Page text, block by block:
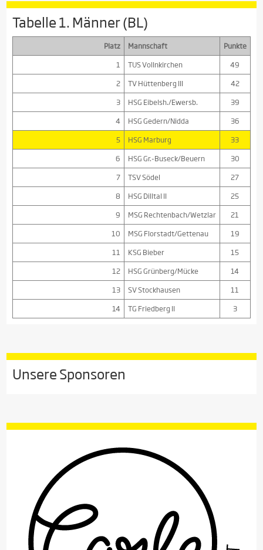
Tabelle 1. Männer (BL)
Platz Mannschaft
Punkte
1
TUS Vollnkirchen
49
2
TV Hüttenberg III
42
3
HSG Eibelsh./Ewersb.
39
4
HSG Gedern/Nidda
36
5
HSG Marburg
33
6
HSG Gr.-Buseck/Beuern
30
7
TSV Södel
27
8
HSG Dilltal II
25
9
MSG Rechtenbach/Wetzlar
21
10
MSG Florstadt/Gettenau
19
11
KSG Bieber
15
12
HSG Grünberg/Mücke
14
13
SV Stockhausen
11
14
TG Friedberg II 3
Unsere Sponsoren